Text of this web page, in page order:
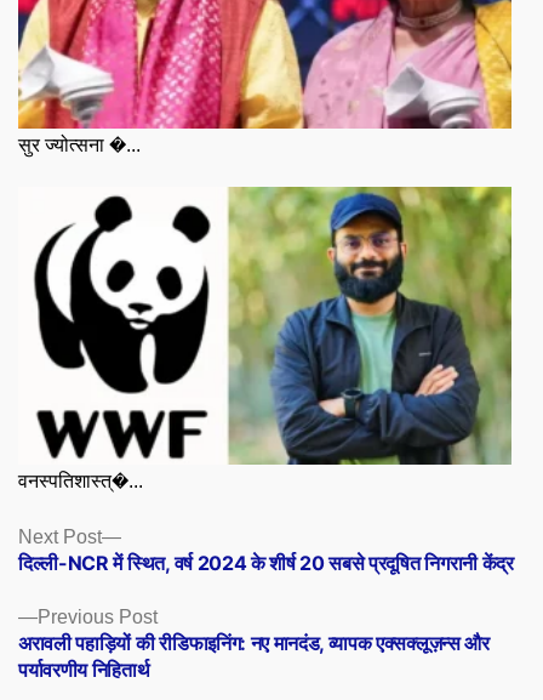
सुर ज्योत्सना �...
वनस्पतिशास्त्�...
Posts
navigation
Previous PostPrevious
post:
अरावली पहाड़ियों की रीडिफाइनिंग: नए मानदंड, व्यापक एक्सक्लूज़न्स और
पर्यावरणीय निहितार्थ
Next Post
Next
post:
दिल्ली-NCR में स्थित, वर्ष 2024 के शीर्ष 20 सबसे प्रदूषित निगरानी केंद्र